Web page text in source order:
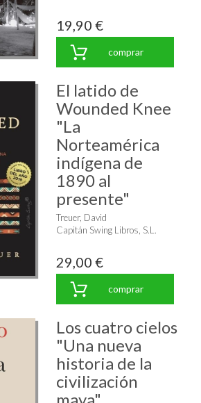
19,90 €
comprar
El latido de
Wounded Knee
"La
Norteamérica
indígena de
1890 al
presente"
Treuer, David
Capitán Swing Libros, S.L.
29,00 €
comprar
Los cuatro cielos
"Una nueva
historia de la
civilización